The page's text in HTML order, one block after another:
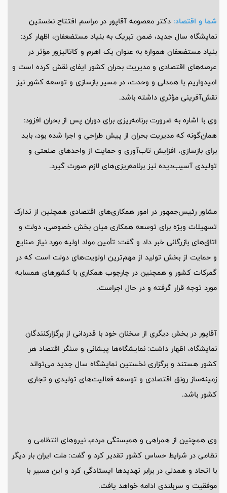
شما و اقتصاد: دکتر معصومه آقاپور در مراسم افتتاح نخستین
نمایشگاه سال جدید، ضمن تبریک به بنیاد مستضعفان، اظهار کرد:
بنیاد مستضعفان همواره به عنوان یک اهرم و کاتالیزور مؤثر در
عرصه‌های اقتصادی و مدیریت بحران کشور ایفای نقش کرده است و
امیدواریم با همدلی و وحدت، در مسیر بازسازی و توسعه کشور نیز
نقش‌آفرینی مؤثری داشته باشد.
وی با اشاره به ضرورت برنامه‌ریزی برای دوران پس از بحران افزود:
همان‌گونه که مدیریت بحران از پیش طراحی و اجرا شده بود، باید
برای بازسازی، افزایش تاب‌آوری و حمایت از واحدهای صنعتی و
تولیدی آسیب‌دیده نیز برنامه‌ریزی‌های لازم صورت گیرد.
مشاور رئیس‌جمهور در امور همکاری‌های اقتصادی همچنین از تدارک
تسهیلات ویژه برای توسعه همکاری میان بخش خصوصی، دولت و
اتاق‌های بازرگانی خبر داد و گفت: تأمین مواد اولیه مورد نیاز صنایع
و حمایت از بخش تولید از مهم‌ترین اولویت‌های دولت است که در
گمرکات کشور و همچنین در چارچوب همکاری با کشورهای همسایه
مورد توجه قرار گرفته و در حال اجراست.
آقاپور در بخش دیگری از سخنان خود با قدردانی از برگزارکنندگان
نمایشگاه، اظهار داشت: نمایشگاه‌ها پیشانی و سنگر اقتصاد هر
کشور هستند و برگزاری نخستین نمایشگاه سال جدید می‌تواند
زمینه‌ساز رونق اقتصادی و توسعه فعالیت‌های تولیدی و تجاری
کشور باشد.
وی همچنین از همراهی و همبستگی مردم، نیروهای انتظامی و
نظامی در شرایط حساس کشور تقدیر کرد و گفت: ملت ایران بار دیگر
با اتحاد و همدلی در برابر تهدیدها ایستادگی کرد و این مسیر با
موفقیت و سربلندی ادامه خواهد یافت.